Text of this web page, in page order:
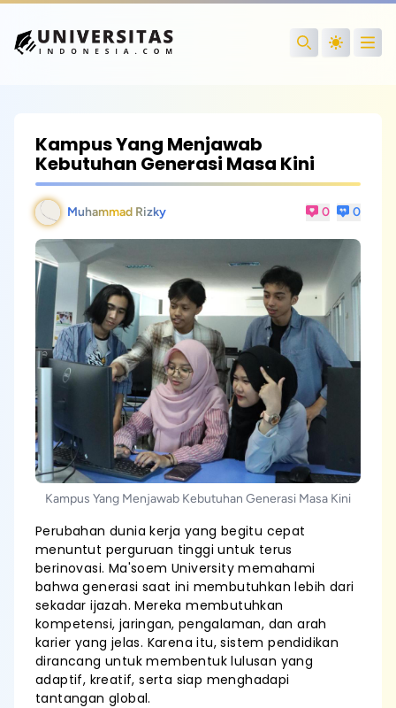
Search
Kampus Yang Menjawab
Kebutuhan Generasi Masa Kini
Muhammad Rizky 0 0
Kampus Yang Menjawab Kebutuhan Generasi Masa Kini
Perubahan dunia kerja yang begitu cepat
menuntut perguruan tinggi untuk terus
berinovasi. Ma'soem University memahami
bahwa generasi saat ini membutuhkan lebih dari
sekadar ijazah. Mereka membutuhkan
kompetensi, jaringan, pengalaman, dan arah
karier yang jelas. Karena itu, sistem pendidikan
dirancang untuk membentuk lulusan yang
adaptif, kreatif, serta siap menghadapi
tantangan global.